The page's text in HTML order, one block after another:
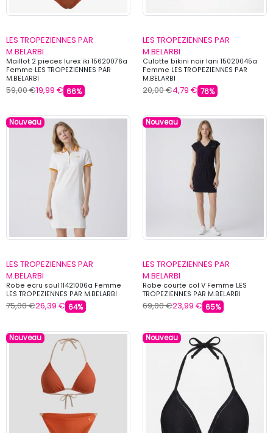
LES TROPEZIENNES PAR
M.BELARBI
Maillot 2 pieces lurex iki 15620076a
Femme LES TROPEZIENNES PAR
M.BELARBI
59,00 €19,99 € 66%
LES TROPEZIENNES PAR
M.BELARBI
Culotte bikini noir lani 15020045a
Femme LES TROPEZIENNES PAR
M.BELARBI
20,00 €4,79 € 76%
Nouveau
LES TROPEZIENNES PAR
M.BELARBI
Robe ecru soul 11421006a Femme
LES TROPEZIENNES PAR M.BELARBI
75,00 €26,39 € 64%
Nouveau
LES TROPEZIENNES PAR
M.BELARBI
Robe courte col V Femme LES
TROPEZIENNES PAR M.BELARBI
69,00 €23,99 € 65%
Nouveau Nouveau